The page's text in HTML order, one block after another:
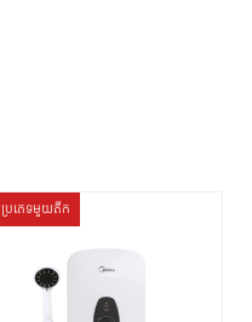
ប្រភេទមួយតឹក